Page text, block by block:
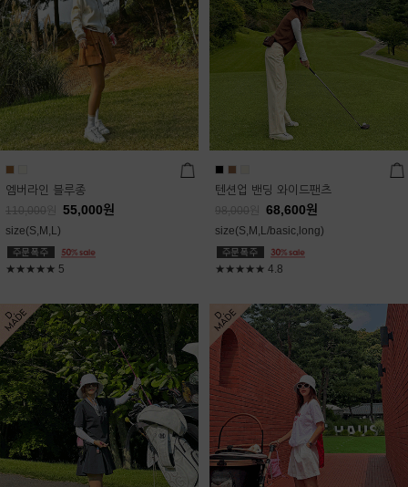
엠버라인 블루종
110,000 55,000원
size(S,M,L)
★★★★★ 5
텐션업 밴딩 와이드팬츠
98,000 68,600원
size(S,M,L/basic,long)
★★★★★ 4.8